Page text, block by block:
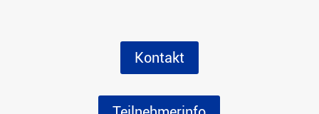
Kontakt